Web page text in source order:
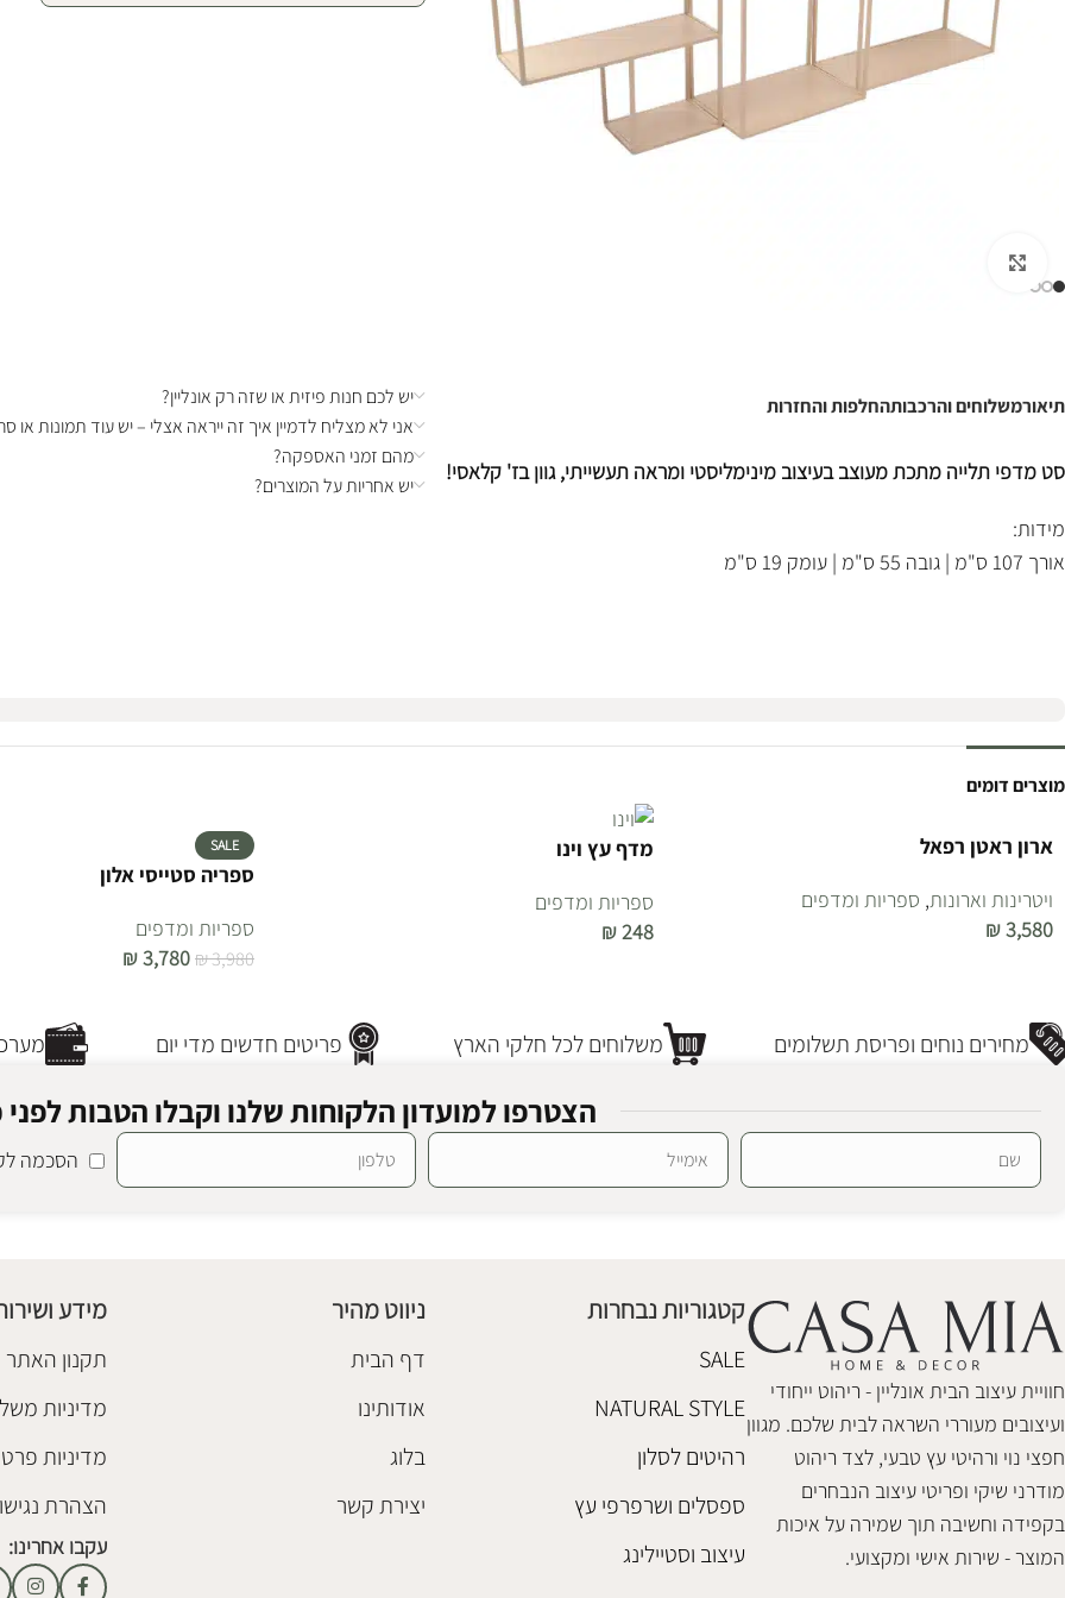
תיאורמשלוחים והרכבותהחלפות והחזרות
סט מדפי תלייה מתכת מעוצב בעיצוב מינימליסטי ומראה תעשייתי, גוון בז' קלאסי!
מידות:
אורך 107 ס"מ | גובה 55 ס"מ | עומק 19 ס"מ
יש לכם חנות פיזית או שזה רק אונליין?
אני לא מצליח לדמיין איך זה ייראה אצלי – יש עוד תמונות או
מהם זמני האספקה?
יש אחריות על המוצרים?
מוצרים דומים
ארון ראטן רפאל
ויטרינות וארונות, ספריות ומדפים
₪3,580
מדף עץ וינו
ספריות ומדפים
₪248
SALE
ספריה סטייסי אלון
ספריות ומדפים
₪3,980
₪3,780
פריטים חדשים מדי יום משלוחים לכל חלקי הארץ מחירים נוחים ופריסת תשלומים
הצטרפו למועדון הלקוחות שלנו וקבלו הטבות
הסכמה
חוויית עיצוב הבית אונליין - ריהוט ייחודי
ועיצובים מעוררי השראה לבית שלכם. מגוון
חפצי נוי ורהיטי עץ טבעי, לצד ריהוט
מודרני שיקי ופריטי עיצוב הנבחרים
בקפידה וחשיבה תוך שמירה על איכות
המוצר - שירות אישי ומקצועי.
קטגוריות נבחרות
SALE
NATURAL STYLE
רהיטים לסלון
ספסלים ושרפרפי עץ
עיצוב וסטיילינג
ניווט מהיר
דף הבית
אודותינו
בלוג
יצירת קשר
מידע
תקנון האתר
מדיניות
מדיניות
הצהרת
עקבו אחרינו: